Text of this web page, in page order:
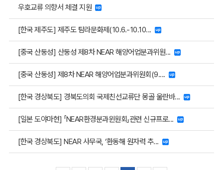
우호교류 의향서 체결 지원
[한국 제주도] 제주도 탐라문화제(10.6.-10.10...
[중국 산둥성] 산둥성 제8차 NEAR 해양어업분과위원...
[중국 산둥성] 제8차 NEAR 해양어업분과위원회(9....
[한국 경상북도] 경북도의회 국제친선교류단 몽골 울란바...
[일본 도야마현] 「NEAR환경분과윈원회」관련 신규프로...
[한국 경상북도] NEAR 사무국, ‘환동해 원자력 추...